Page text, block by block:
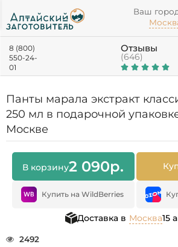
Ваш
8 (800)
550-24-
01
Отзывы
(646)
Панты марала экстракт
250 мл в подарочной
Москве
В корзину2 090р.
Купить на WildBerries
Доставка в Москва15
2492